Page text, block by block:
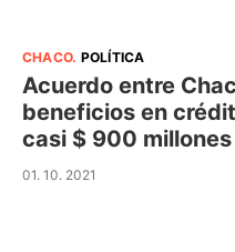
CHACO. POLÍTICA
Acuerdo entre
beneficios en
casi $ 900 millones
01. 10. 2021